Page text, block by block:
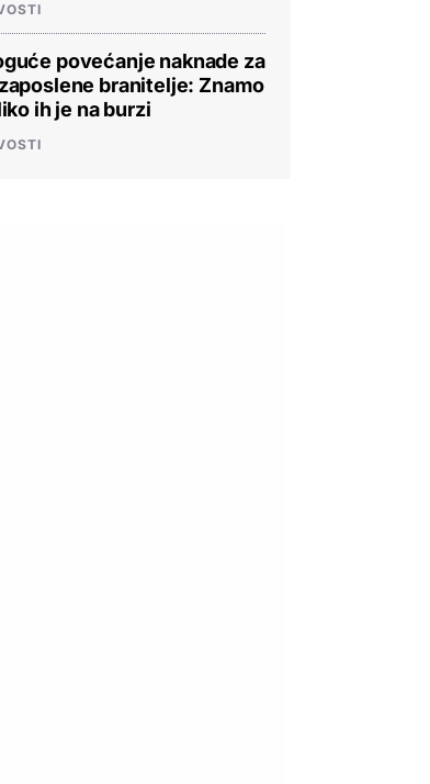
povećanje naknade za
branitelje: Znamo
ih je na burzi